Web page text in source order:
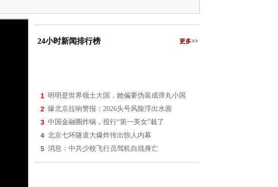
24小时新闻排行榜 更多>>
1 明明是世界领土大国，她偏要伪装成弹丸小国
2 爆北京拉响警报：2026头号风险浮出水面
3 中国金融圈炸锅，投行“第一美女”栽了
4 北京七环隧道大爆炸传出惊人内幕
5 消息：中共少校飞行员驾机自戕身亡